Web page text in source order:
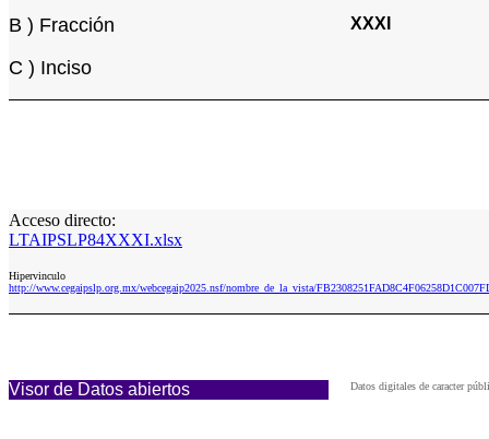
B ) Fracción XXXI
C ) Inciso
Acceso directo:
LTAIPSLP84XXXI.xlsx
Hipervinculo
http://www.cegaipslp.org.mx/webcegaip2025.nsf/nombre_de_la_vista/
Visor de Datos abiertos Datos digitales de caracter